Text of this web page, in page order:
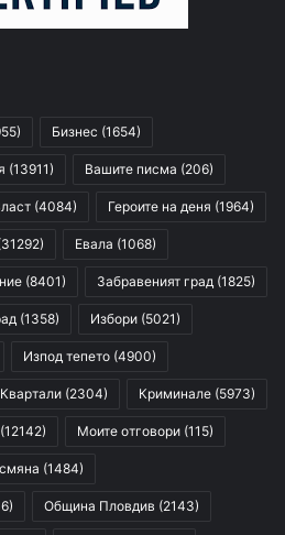
Бизнес (1654)
(13911) Вашите писма (206)
(4084) Героите на деня (1964)
Евала (1068)
(8401) Забравеният град (1825)
(1358) Избори (5021)
Изпод тепето (4900)
Квартали (2304) Криминале (5973)
(12142) Моите отговори (115)
(1484)
Община Пловдив (2143)